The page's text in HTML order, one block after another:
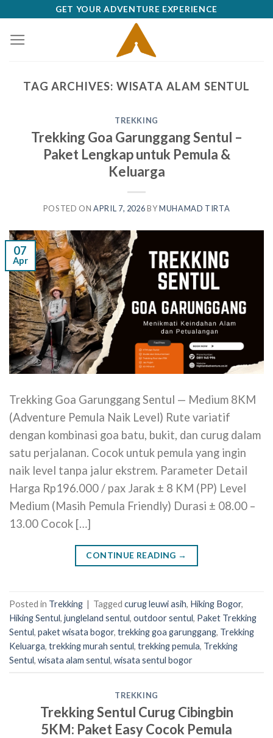
content
GET YOUR ADVENTURE EXPERIENCE
TAG ARCHIVES: WISATA ALAM SENTUL
TREKKING
Trekking Goa Garunggang Sentul –
Paket Lengkap untuk Pemula &
Keluarga
POSTED ONAPRIL 7, 2026BYMUHAMAD TIRTA
07
Apr
Trekking Goa Garunggang Sentul — Medium 8KM
(Adventure Pemula Naik Level) Rute variatif
dengan kombinasi goa batu, bukit, dan curug dalam
satu perjalanan. Cocok untuk pemula yang ingin
naik level tanpa jalur ekstrem. Parameter Detail
Harga Rp196.000 / pax Jarak ± 8 KM (PP) Level
Medium (Masih Pemula Friendly) Durasi ± 08.00 –
13.00 Cocok […]
CONTINUE READING →
Posted in Trekking | Tagged curug leuwi asih, Hiking Bogor,
Hiking Sentul, jungleland sentul, outdoor sentul, Paket Trekking
Sentul, paket wisata bogor, trekking goa garunggang, Trekking
Keluarga, trekking murah sentul, trekking pemula, Trekking
Sentul, wisata alam sentul, wisata sentul bogor
TREKKING
Trekking Sentul Curug Cibingbin
5KM: Paket Easy Cocok Pemula